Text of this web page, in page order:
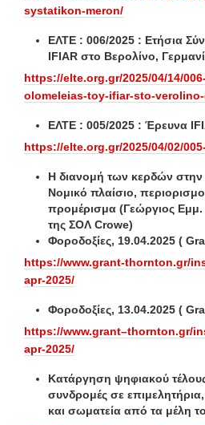
systatikon-meron/
ΕΛΤΕ : 006/2025 : Ετήσια
IFIAR στο Βερολίνο,
https://elte.org.gr/2025/04/14/
olomeleias-toy-ifiar-sto-
ΕΛΤΕ : 005/2025 : Έρευνα
https://elte.org.gr/2025/04/02/
Η διανομή των κερδών στην
Νομικό πλαίσιο,
προμέρισμα (Γεώργιος
της ΣΟΛ Crowe)
Φοροδοξίες, 19.04.2025 (
https://www.grant-thornton.gr/
apr-2025/
Φοροδοξίες, 13.04.2025 (
https://www.grant–thornton.gr/
apr-2025/
Κατάργηση ψηφιακού
συνδρομές σε
και σωματεία από τα μέλη